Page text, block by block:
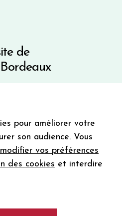
de
pour améliorer votre
son audience. Vous
modifier vos préférences
des cookies et interdire
votre première commande
?
bon d'achat
de recevoir la newsletter de la